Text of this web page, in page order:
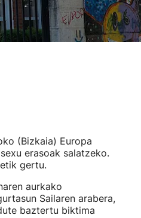
(Bizkaia) Europa
erasoak salatzeko.
gertu.
aurkako
Sailaren arabera,
baztertu biktima